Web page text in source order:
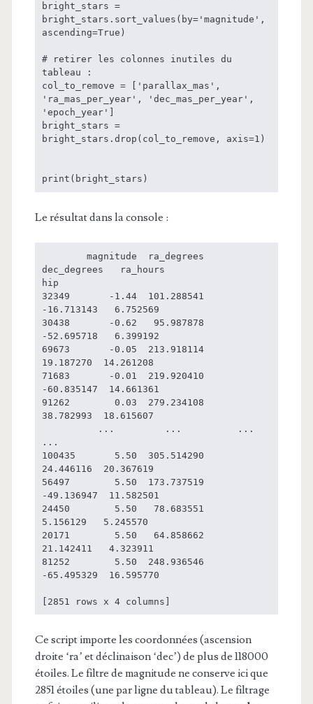
bright_stars =
bright_stars.sort_values(by='magnitude',
ascending=True)
# retirer les colonnes inutiles du
tableau :
col_to_remove = ['parallax_mas',
'ra_mas_per_year', 'dec_mas_per_year',
'epoch_year']
bright_stars =
bright_stars.drop(col_to_remove, axis=1)
Le résultat dans la console :
dec_degrees   ra_hours
hip
32349       -1.44  101.288541
-16.713143   6.752569
30438       -0.62   95.987878
-52.695718   6.399192
69673       -0.05  213.918114
19.187270  14.261208
71683       -0.01  219.920410
-60.835147  14.661361
91262        0.03  279.234108
38.782993  18.615607
...
100435       5.50  305.514290
24.446116  20.367619
56497        5.50  173.737519
-49.136947  11.582501
24450        5.50   78.683551
5.156129   5.245570
20171        5.50   64.858662
21.142411   4.323911
81252        5.50  248.936546
-65.495329  16.595770
[2851 rows x 4 columns]
Ce script importe les coordonnées (ascension
droite ‘ra’ et déclinaison ‘dec’) de plus de 118000
étoiles. Le filtre de magnitude ne conserve ici que
2851 étoiles (une par ligne du tableau). Le filtrage